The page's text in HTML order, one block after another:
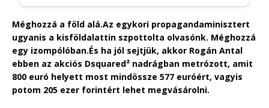
Méghozzá a föld alá.Az egykori propagandaminisztert
ugyanis a kisföldalattin szpottolta olvasónk. Méghozzá
egy izompólóban.És ha jól sejtjük, akkor Rogán Antal
ebben az akciós Dsquared² nadrágban metrózott, amit
800 euró helyett most mindössze 577 euróért, vagyis
potom 205 ezer forintért lehet megvásárolni.